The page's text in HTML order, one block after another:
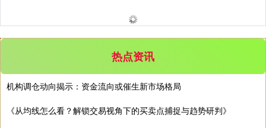
深证成指 14311.01 +200.89 +1.42%
热点资讯
机构调仓动向揭示：资金流向或催生新市场格局
《从均线怎么看？解锁交易视角下的买卖点捕捉与趋势研判》